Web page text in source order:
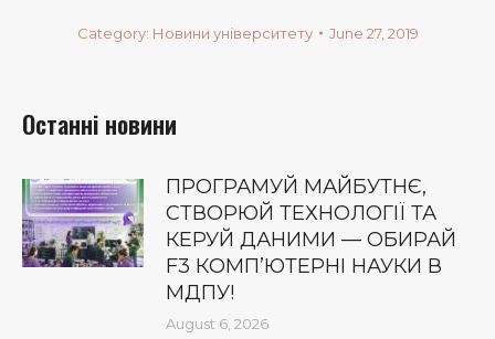
Category: Новини університету June 27, 2019
Останні новини
ПРОГРАМУЙ МАЙБУТНЄ,
СТВОРЮЙ ТЕХНОЛОГІЇ ТА
КЕРУЙ ДАНИМИ — ОБИРАЙ
F3 КОМП’ЮТЕРНІ НАУКИ В
МДПУ!
August 6, 2026